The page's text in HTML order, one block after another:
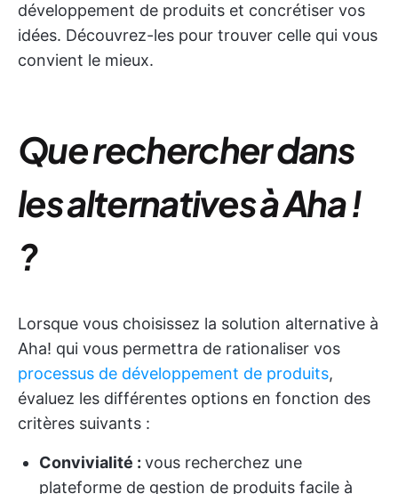
développement de produits et concrétiser vos
idées. Découvrez-les pour trouver celle qui vous
convient le mieux.
Que rechercher dans
les alternatives à Aha !
?
Lorsque vous choisissez la solution alternative à
Aha! qui vous permettra de rationaliser vos
processus de développement de produits,
évaluez les différentes options en fonction des
critères suivants :
Convivialité : vous recherchez une
plateforme de gestion de produits facile à